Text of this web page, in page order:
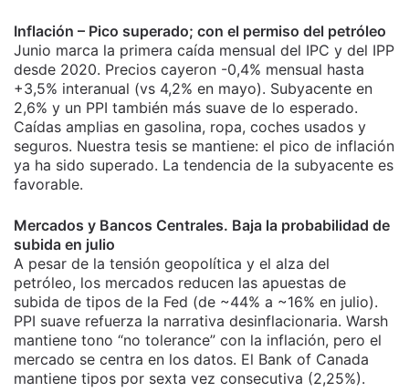
Inflación – Pico superado; con el permiso del petróleo
Junio marca la primera caída mensual del IPC y del IPP
desde 2020. Precios cayeron -0,4% mensual hasta
+3,5% interanual (vs 4,2% en mayo). Subyacente en
2,6% y un PPI también más suave de lo esperado.
Caídas amplias en gasolina, ropa, coches usados y
seguros. Nuestra tesis se mantiene: el pico de inflación
ya ha sido superado. La tendencia de la subyacente es
favorable.
Mercados y Bancos Centrales. Baja la probabilidad de
subida en julio
A pesar de la tensión geopolítica y el alza del
petróleo, los mercados reducen las apuestas de
subida de tipos de la Fed (de ~44% a ~16% en julio).
PPI suave refuerza la narrativa desinflacionaria. Warsh
mantiene tono “no tolerance” con la inflación, pero el
mercado se centra en los datos. El Bank of Canada
mantiene tipos por sexta vez consecutiva (2,25%).